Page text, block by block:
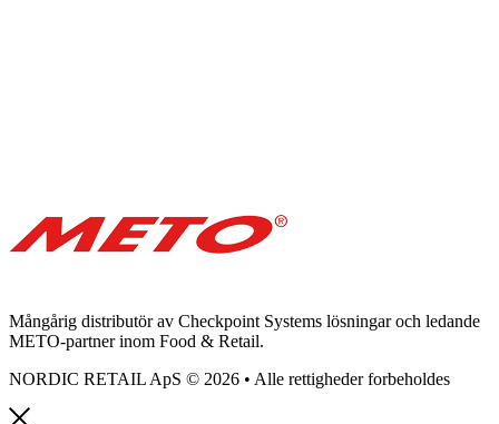
Mångårig distributör av Checkpoint Systems lösningar och ledande
METO-partner inom Food & Retail.
NORDIC RETAIL ApS © 2026 • Alle rettigheder forbeholdes